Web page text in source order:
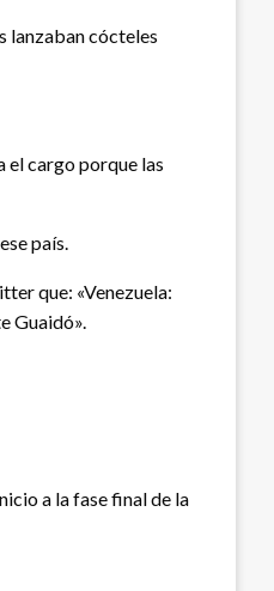
lanzaban cócteles
el cargo porque las
país.
que: «Venezuela:
Guaidó».
a la fase final de la